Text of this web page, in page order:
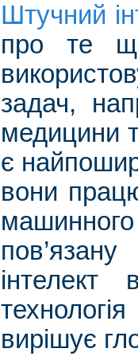
Штучний
про те
задач,
медицини
є
вони
вирішує